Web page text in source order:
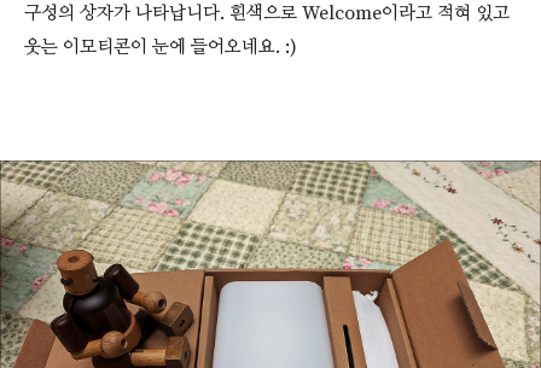
구성의 상자가 나타납니다. 흰색으로 Welcome이라고 적혀 있고
웃는 이모티콘이 눈에 들어오네요. :)